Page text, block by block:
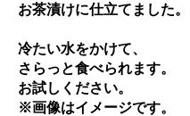
お茶漬けに仕立てました。
冷たい水をかけて、
さらっと食べられます。
お試しください。
※画像はイメージです。